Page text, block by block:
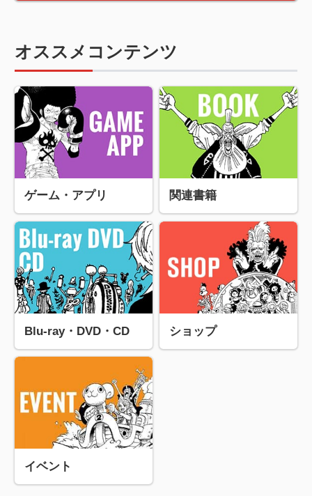
オススメコンテンツ
ゲーム・アプリ 関連書籍
Blu-ray・DVD・CD ショップ
イベント